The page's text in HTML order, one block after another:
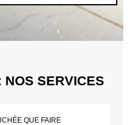
NOS SERVICES
QUE FAIRE